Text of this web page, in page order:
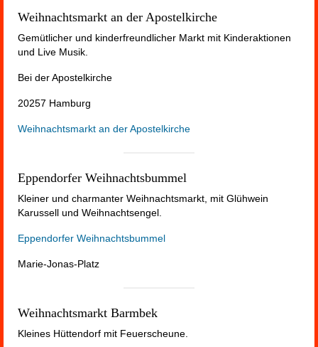
Weihnachtsmarkt an der Apostelkirche
Gemütlicher und kinderfreundlicher Markt mit Kinderaktionen
und Live Musik.
Bei der Apostelkirche
20257 Hamburg
Weihnachtsmarkt an der Apostelkirche
Eppendorfer Weihnachtsbummel
Kleiner und charmanter Weihnachtsmarkt, mit Glühwein
Karussell und Weihnachtsengel.
Eppendorfer Weihnachtsbummel
Marie-Jonas-Platz
Weihnachtsmarkt Barmbek
Kleines Hüttendorf mit Feuerscheune.